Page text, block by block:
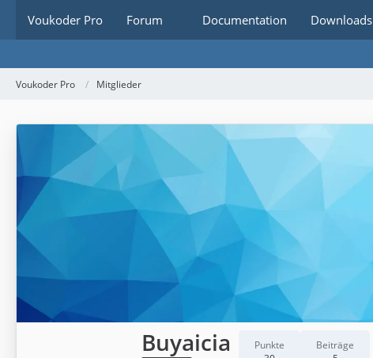
Voukoder Pro Forum Documentation Downloads
Voukoder Pro Mitglieder
Buyaicia
Punkte
Beiträge